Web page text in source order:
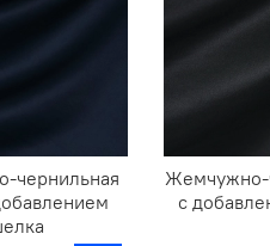
чернильная
Жемчужно-
с